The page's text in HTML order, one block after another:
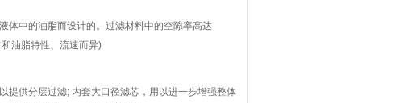
体中的油脂而设计的。过滤材料中的空隙率高达
油脂特性、流速而异)
提供分层过滤; 内套大口径滤芯，用以进一步增强整体